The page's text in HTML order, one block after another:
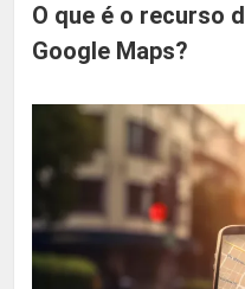
O que é o recurso
Google Maps?